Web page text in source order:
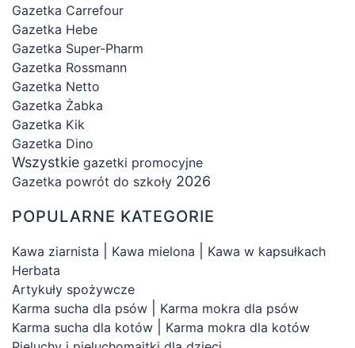
Gazetka Carrefour
Gazetka Hebe
Gazetka Super-Pharm
Gazetka Rossmann
Gazetka Netto
Gazetka Żabka
Gazetka Kik
Gazetka Dino
Wszystkie gazetki promocyjne
Gazetka powrót do szkoły 2026
POPULARNE KATEGORIE
Kawa ziarnista Kawa mielona
Kawa w kapsułkach
Herbata
Artykuły spożywcze
Karma sucha dla psów
Karma mokra dla psów
Karma sucha dla kotów
Karma mokra dla kotów